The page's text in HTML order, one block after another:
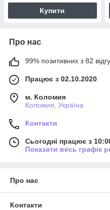
Купити
Про нас
99% позитивних з 82
Працює з 02.10.2020
м. Коломия
Коломия, Україна
Контакти
Сьогодні працює з
Показати весь графік
Про нас
Контакти